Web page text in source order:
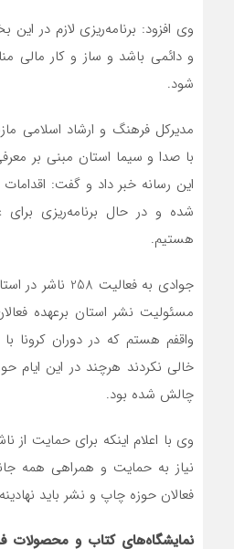
وی افزود: برنامه‌ریزی لازم در
و دائمی باشد و ساز و کار مالی
شود.
مدیرکل فرهنگ و ارشاد اسلامی
با صدا و سیما استان مبنی بر
این رسانه خبر داد و گفت:
شده و در حال برنامه‌ریزی
هستیم.
جوادی به فعالیت
مسئولیت نشر استان برعهده
واقفم هستم که در دوران کرونا
خالی نکردند هرچند در این ایام
چالش شده بود.
وی با اعلام اینکه برای حمایت از
نیاز به حمایت‌ و همراهی‌ همه
فعالان حوزه چاپ و نشر باید
نمایشگاه‌های کتاب و